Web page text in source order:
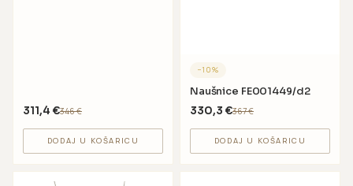
311,4 €346€
DODAJ U KOŠARICU
−10%
Naušnice FE001449/d2
330,3 €367€
DODAJ U KOŠARICU